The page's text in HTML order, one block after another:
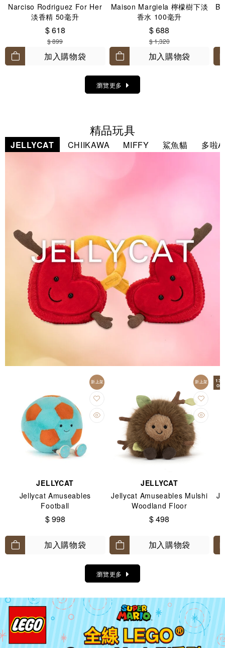
Narciso Rodriguez For Her
淡香精 50毫升
$ 618
$ 899
加入購物袋
Maison Margiela 檸檬樹下淡
香水 100毫升
$ 688
$ 1,320
加入購物袋
瀏覽更多
精品玩具
JELLYCAT CHIIKAWA MIFFY 鯊魚貓 多啦
新上架
JELLYCAT
Jellycat Amuseables
Football
$ 998
加入購物袋
新上架
JELLYCAT
Jellycat Amuseables Mulshi
Woodland Floor
$ 498
加入購物袋
13
OFF
瀏覽更多